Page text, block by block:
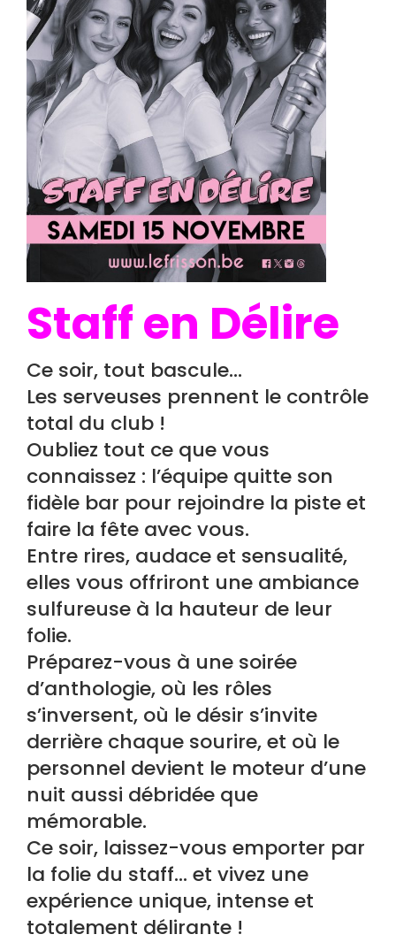
Staff en Délire
Ce soir, tout bascule…
Les serveuses prennent le contrôle
total du club !
Oubliez tout ce que vous
connaissez : l’équipe quitte son
fidèle bar pour rejoindre la piste et
faire la fête avec vous.
Entre rires, audace et sensualité,
elles vous offriront une ambiance
sulfureuse à la hauteur de leur
folie.
Préparez-vous à une soirée
d’anthologie, où les rôles
s’inversent, où le désir s’invite
derrière chaque sourire, et où le
personnel devient le moteur d’une
nuit aussi débridée que
mémorable.
Ce soir, laissez-vous emporter par
la folie du staff… et vivez une
expérience unique, intense et
totalement délirante !